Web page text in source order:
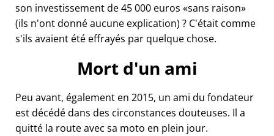
son investissement de 45 000 euros sans raison
(ils n'ont donné aucune explication) ? C'était comme
s'ils avaient été effrayés par quelque chose.
Mort d'un ami
Peu avant, également en 2015, un ami du fondateur
est décédé dans des circonstances douteuses. Il a
quitté la route avec sa moto en plein jour.